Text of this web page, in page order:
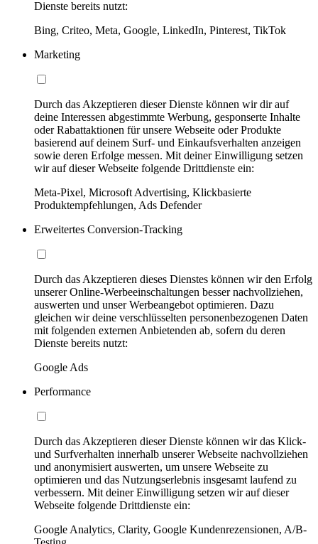
Dienste bereits nutzt:
Bing, Criteo, Meta, Google, LinkedIn, Pinterest, TikTok
Marketing
Durch das Akzeptieren dieser Dienste können wir dir auf
deine Interessen abgestimmte Werbung, gesponserte Inhalte
oder Rabattaktionen für unsere Webseite oder Produkte
basierend auf deinem Surf- und Einkaufsverhalten anzeigen
sowie deren Erfolge messen. Mit deiner Einwilligung setzen
wir auf dieser Webseite folgende Drittdienste ein:
Meta-Pixel, Microsoft Advertising, Klickbasierte
Produktempfehlungen, Ads Defender
Erweitertes Conversion-Tracking
Durch das Akzeptieren dieses Dienstes können wir den Erfolg
unserer Online-Werbeeinschaltungen besser nachvollziehen,
auswerten und unser Werbeangebot optimieren. Dazu
gleichen wir deine verschlüsselten personenbezogenen Daten
mit folgenden externen Anbietenden ab, sofern du deren
Dienste bereits nutzt:
Google Ads
Performance
Durch das Akzeptieren dieser Dienste können wir das Klick-
und Surfverhalten innerhalb unserer Webseite nachvollziehen
und anonymisiert auswerten, um unsere Webseite zu
optimieren und das Nutzungserlebnis insgesamt laufend zu
verbessern. Mit deiner Einwilligung setzen wir auf dieser
Webseite folgende Drittdienste ein:
Google Analytics, Clarity, Google Kundenrezensionen, A/B-